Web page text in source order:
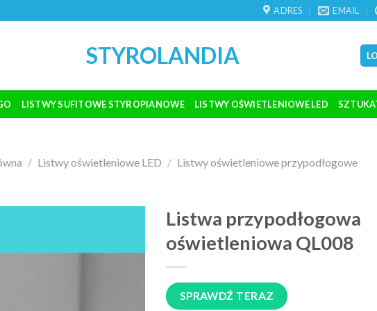
ADRES EMAIL
STYROLANDIA
LISTWY SUFITOWE STYROPIANOWE LISTWY OŚWIETLENIOWE LED
/ Listwy oświetleniowe LED / Listwy oświetleniowe przypodłogowe
Listwa przypodłogowa
oświetleniowa QL008
SPRAWDŹ TERAZ